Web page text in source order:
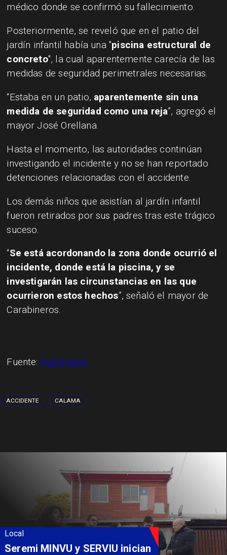
médico donde se confirmó su fallecimiento.
Posteriormente, se reveló que en el patio del
jardín infantil había una "piscina estructural de
concreto", la cual aparentemente carecía de las
medidas de seguridad perimetrales necesarias.
“Estaba en un patio, aparentemente sin una
medida de seguridad como una reja”, agregó el
mayor José Orellana.
Hasta el momento, las autoridades continúan
investigando el incidente y no se han reportado
detenciones relacionadas con el accidente.
Los demás niños que asistían al jardín infantil
fueron retirados por sus padres tras este trágico
suceso.
“Se está acordonando la zona donde ocurrió el
incidente, donde está la piscina, y se
investigarán las circunstancias en las que
ocurrieron estos hechos”, señaló el mayor de
Carabineros.
Fuente: Publimetro
ACCIDENTE CALAMA
Local
Seremi MINVU y SERVIU inician